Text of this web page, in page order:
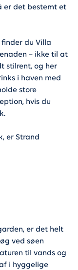
er det bestemt et
du Villa
– ikke til at
stilrent, og her
i haven med
store
hvis du
er Strand
er det helt
ved søen
til vands og
i hyggelige